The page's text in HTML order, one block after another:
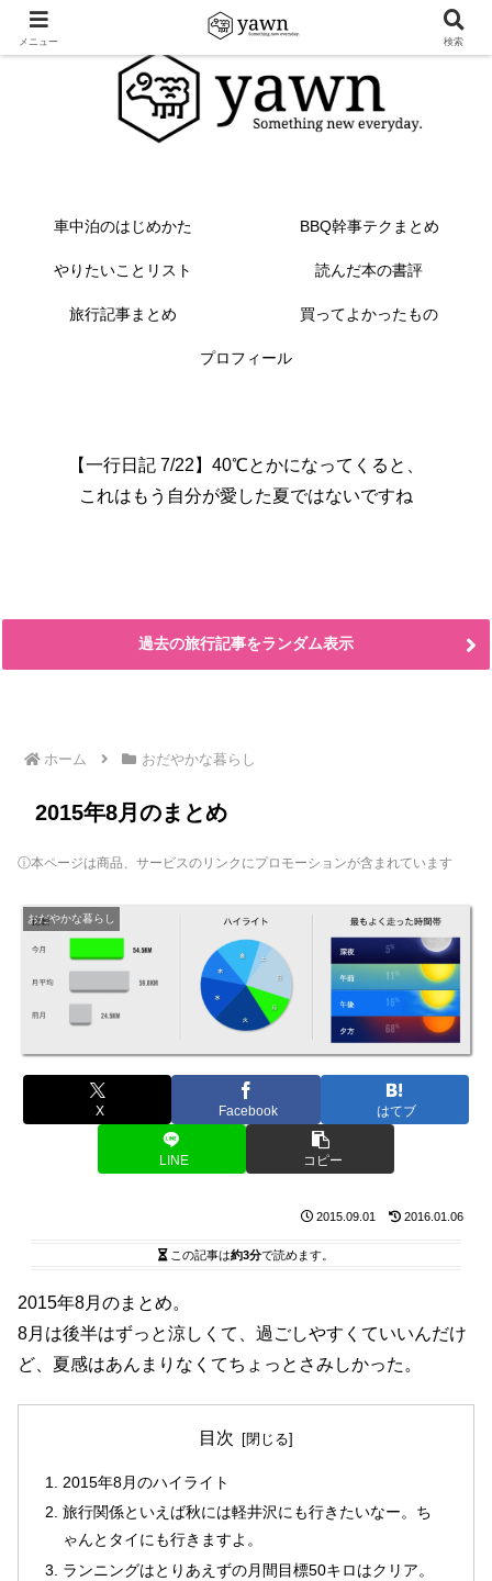
車中泊のはじめかた BBQ幹事テクまとめ
やりたいことリスト 読んだ本の書評
旅行記事まとめ 買ってよかったもの
プロフィール
【一行日記 7/22】40℃とかになってくると、
これはもう自分が愛した夏ではないですね
過去の旅行記事をランダム表示
ホーム おだやかな暮らし
2015年8月のまとめ
ⓘ本ページは商品、サービスのリンクにプロモーションが含まれています
おだやかな暮らし
X Facebook はてブ
LINE コピー
2015.09.01 2016.01.06
この記事は約3分で読めます。
2015年8月のまとめ。
8月は後半はずっと涼しくて、過ごしやすくていいんだけ
ど、夏感はあんまりなくてちょっとさみしかった。
目次
2015年8月のハイライト
旅行関係といえば秋には軽井沢にも行きたいなー。ち
ゃんとタイにも行きますよ。
ランニングはとりあえずの月間目標50キロはクリア。
メニュー 検索